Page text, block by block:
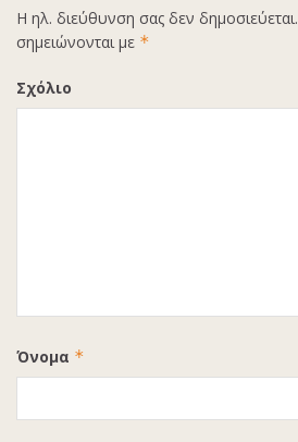
Η ηλ. διεύθυνση σας δεν δημοσιεύεται.
σημειώνονται με *
Σχόλιο
Όνομα *